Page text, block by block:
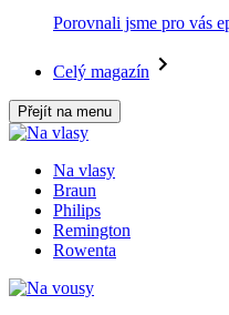
Porovnali jsme pro vás
Celý magazín
Přejít na menu
Na vlasy
Braun
Philips
Remington
Rowenta